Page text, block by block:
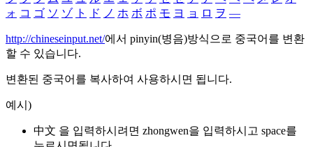
ォ コ ゴ ソ ゾ ト ド ノ ホ ボ ポ モ ヨ ョ ロ ヲ ―
http://chineseinput.net/에서 pinyin(병음)방식으로 중국어를 변환
할 수 있습니다.
변환된 중국어를 복사하여 사용하시면 됩니다.
예시)
中文 을 입력하시려면 zhongwen을 입력하시고 space를